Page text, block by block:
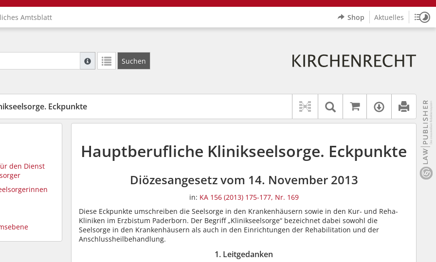
Amtsblatt Shop Aktuelles
Suche mit Platzhalter "*", Bsp. Pfarrer*, findet auch: "Pfarrerinitiative" oder "Pfarrerausschuss".
Suchen
Eckpunkte Textsuche im
Auf
den Dienst
Hauptberufliche Klinikseelsorge. Eckpunkte
Diözesangesetz vom 14. November 2013
in: KA 156 (2013) 175-177, Nr. 169
Diese Eckpunkte umschreiben die Seelsorge in den Krankenhäusern sowie in den Kur- und Reha-
Kliniken im Erzbistum Paderborn. Der Begriff „Klinikseelsorge“ bezeichnet dabei sowohl die
Seelsorge in den Krankenhäusern als auch in den Einrichtungen der Rehabilitation und der
Anschlussheilbehandlung.
1. Leitgedanken
wbv